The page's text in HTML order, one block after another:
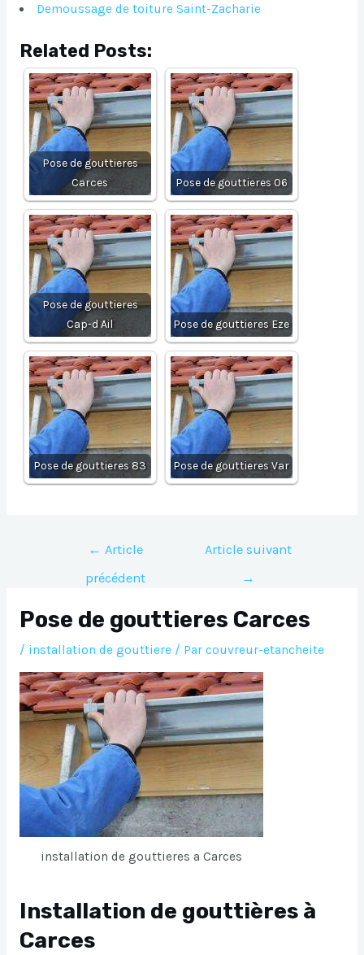
Demoussage de toiture Saint-Zacharie
Related Posts:
Pose de gouttieres
Carces
Pose de gouttieres 06
Pose de gouttieres
Cap-d Ail
Pose de gouttieres Eze
Pose de gouttieres 83 Pose de gouttieres Var
Navigation
l’article
← Article
précédent
Article suivant
→
Pose de gouttieres Carces
/ installation de gouttiere/ Par couvreur-etancheite
installation de gouttieres a Carces
Installation de gouttières à
Carces